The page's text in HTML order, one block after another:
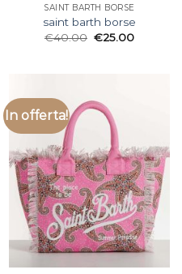
SAINT BARTH BORSE
saint barth borse
€40.00 €25.00
In offerta!